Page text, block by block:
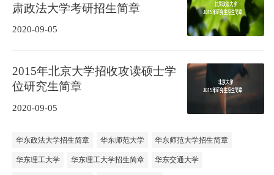
肃政法大学考研招生简章
2020-09-05
2015年北京大学招收攻读硕士学
位研究生简章
2020-09-05
华东政法大学招生简章 华东师范大学 华东师范大学招生简章
华东理工大学 华东理工大学招生简章 华东交通大学